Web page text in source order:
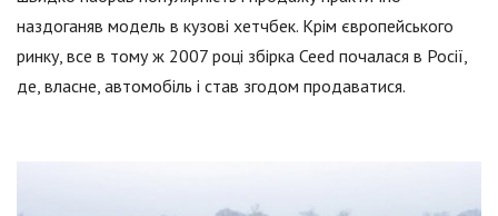
наздоганяв модель в кузові хетчбек. Крім європейського
ринку, все в тому ж 2007 році збірка Ceed почалася в Росії,
де, власне, автомобіль і став згодом продаватися.